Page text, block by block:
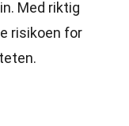
Med riktig
risikoen for